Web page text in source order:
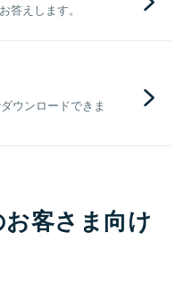
答えします。
ウンロードできま
客さま向け